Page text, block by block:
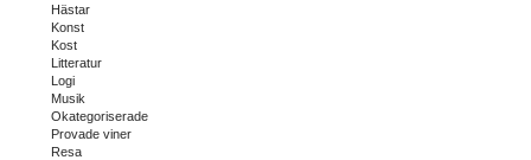
Hästar
Konst
Kost
Litteratur
Logi
Musik
Okategoriserade
Provade viner
Resa